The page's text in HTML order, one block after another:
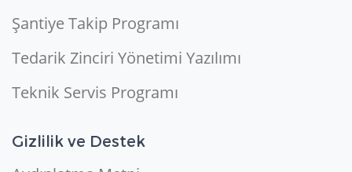
Şantiye Takip Programı
Tedarik Zinciri Yönetimi Yazılımı
Teknik Servis Programı
Gizlilik ve Destek